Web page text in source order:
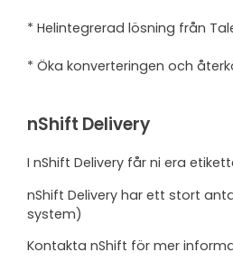
* Helintegrerad lösning från
* Öka konverteringen och
nShift Delivery
I nShift Delivery får ni era
nShift Delivery har ett stort
system)
Kontakta nShift för mer